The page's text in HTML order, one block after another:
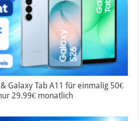
Galaxy Tab A11 für einmalig 50€
29.99€ monatlich